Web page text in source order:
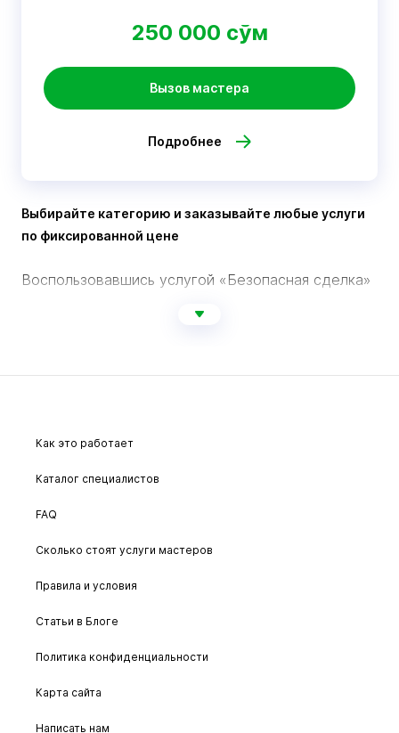
250 000 сўм
Вызов мастера
Подробнее
Выбирайте категорию и заказывайте любые услуги
по фиксированной цене
Воспользовавшись услугой «Безопасная сделка»
лишь после того, как вы подтвердите, что услуга
Смотрите в «Подробнее» какие работы включены
Как это работает
Каталог специалистов
FAQ
Сколько стоят услуги мастеров
Правила и условия
Статьи в Блоге
Политика конфиденциальности
Карта сайта
Написать нам